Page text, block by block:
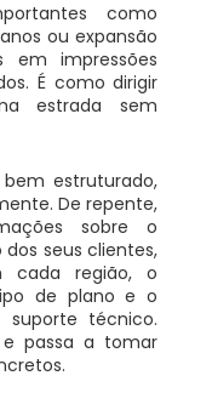
como
ou expansão
em impressões
É como dirigir
estrada sem
estruturado,
De repente,
sobre o
seus clientes,
cada região, o
de plano e o
técnico.
passa a tomar